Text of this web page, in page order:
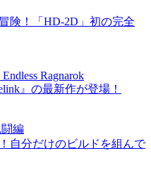
険！「HD-2D」初の完全
Ragnarok
』の最新作が登場！
編
自分だけのビルドを組んで